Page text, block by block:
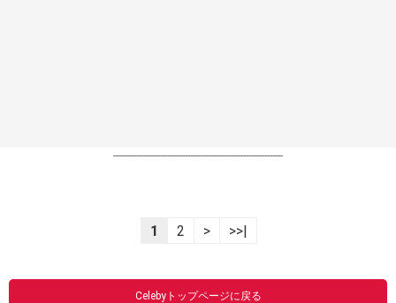
----------------------------------------------------------------
1 2 > >>|
Celebyトップページに戻る